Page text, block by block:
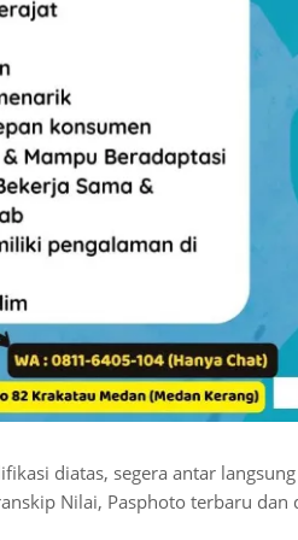
diatas, segera antar
Nilai, Pasphoto terbaru dan